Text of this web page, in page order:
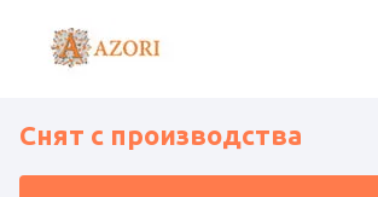
Снят с производства